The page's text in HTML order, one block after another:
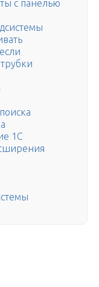
с панелью
1С